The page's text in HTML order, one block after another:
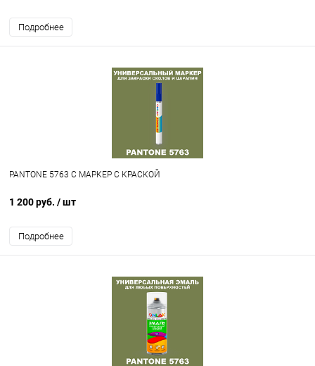
Подробнее
PANTONE 5763 C МАРКЕР С КРАСКОЙ
1 200 руб. / шт
Подробнее